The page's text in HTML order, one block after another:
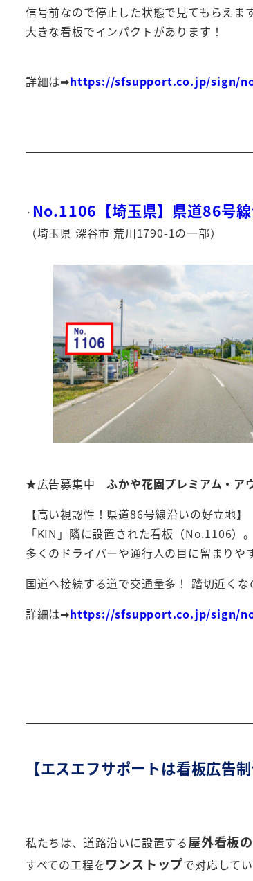
信号前なので停止した状態で見てもらえま
大きな看板でインパクトがあります！
詳細は➡https://sfsupport.co.jp/sign/
· No.1106【埼玉県】県道86号
（埼玉県 深谷市 荒川1790-1の一部）
★広告募集中ふかや花園プレミアム・ア
【高い視認性！県道86号線沿いの好立地】
「KIN」隣に設置された看板（No.1106）
多くのドライバーや通行人の目に留まりや
国道へ接続する道で交通量多！ 踏切近く
詳細は➡https://sfsupport.co.jp/sign/
【エスエフサポートは看板広告
私たちは、道路沿いに設置する屋外看板
すべての工程をワンストップで対応してい